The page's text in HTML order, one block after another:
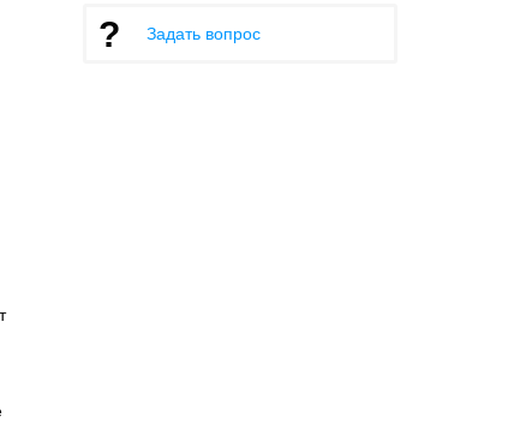
Задать вопрос